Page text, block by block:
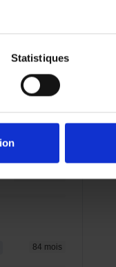
Statistiques
84 mois